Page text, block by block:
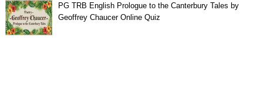
PG TRB English Prologue to the Canterbury Tales by
Geoffrey Chaucer Online Quiz